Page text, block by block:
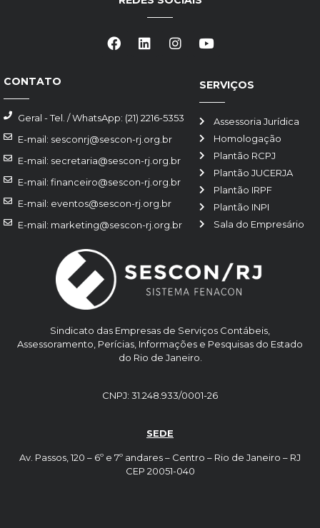
Sindicato das Empresas de Serviços Contábeis,
Assessoramento, Perícias, Informações e Pesquisas do Estado
do Rio de Janeiro.
CNPJ: 31.248.933/0001-26
SEDE
Av. Passos, 120 – 6º e 7º andares – Centro – Rio de Janeiro – RJ
CEP 20051-040
SERVIÇOS
Assessoria Jurídica
Homologação
Plantão RCPJ
Plantão JUCERJA
Plantão IRPF
Plantão INPI
Sala do Empresário
CONTATO
Geral - Tel. / WhatsApp: (21) 2216-5353
E-mail: sesconrj@sescon-rj.org.br
E-mail: secretaria@sescon-rj.org.br
E-mail: financeiro@sescon-rj.org.br
E-mail: eventos@sescon-rj.org.br
E-mail: marketing@sescon-rj.org.br